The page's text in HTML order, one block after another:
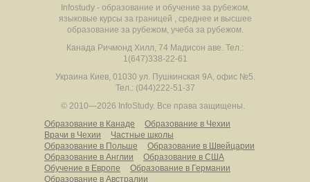
Infostudy - образование и обучение за рубежом,
языковые курсы за границей , среднее и высшее
образование за рубежом, учеба за рубежом.
Канада Ричмонд Хилл, 74 Мадисон аве. Тел.:
1(647)338-22-61
Украина Киев, 01030 ул. Пушкинская 9А, офис №5.
Тел.: (044)222-51-37
© 2010—2026 InfoStudy. Все права защищены.
Образование в Канаде
Образование в Чехии
Врачи в Чехии
Частные школы
Образование в Польше
Образование в Швейцарии
Образование в Англии
Образование в США
Обучение в Европе
Образование в Германии
Образование в Австралии